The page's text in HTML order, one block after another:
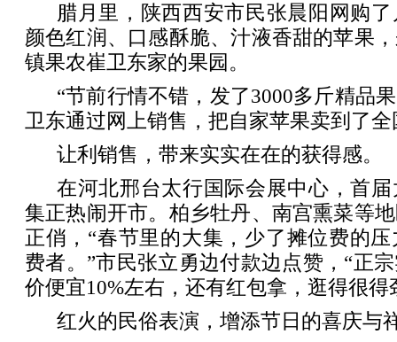
腊月里，陕西西安市民张晨阳网购
颜色红润、口感酥脆、汁液香甜的苹果
镇果农崔卫东家的果园。
“节前行情不错，发了3000多斤精品
卫东通过网上销售，把自家苹果卖到了
让利销售，带来实实在在的获得感。
在河北邢台太行国际会展中心，首
集正热闹开市。柏乡牡丹、南宫熏菜等
正俏，“春节里的大集，少了摊位费的
费者。”市民张立勇边付款边点赞，“正
价便宜10%左右，还有红包拿，逛得很得
红火的民俗表演，增添节日的喜庆与